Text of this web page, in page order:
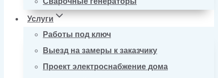
Услуги
Работы под ключ
Выезд на замеры к заказчику
Проект электроснабжение дома